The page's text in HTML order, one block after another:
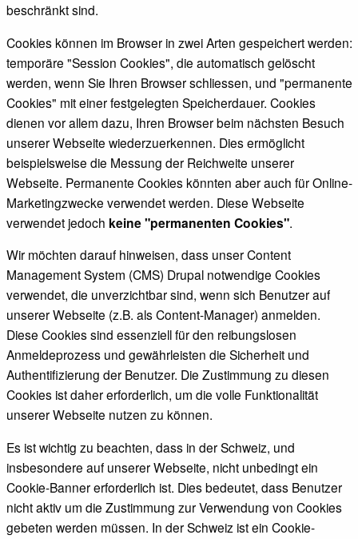
beschränkt sind.
Cookies können im Browser in zwei Arten gespeichert werden:
temporäre "Session Cookies", die automatisch gelöscht
werden, wenn Sie Ihren Browser schliessen, und "permanente
Cookies" mit einer festgelegten Speicherdauer. Cookies
dienen vor allem dazu, Ihren Browser beim nächsten Besuch
unserer Webseite wiederzuerkennen. Dies ermöglicht
beispielsweise die Messung der Reichweite unserer
Webseite. Permanente Cookies könnten aber auch für Online-
Marketingzwecke verwendet werden. Diese Webseite
verwendet jedoch keine "permanenten Cookies".
Wir möchten darauf hinweisen, dass unser Content
Management System (CMS) Drupal notwendige Cookies
verwendet, die unverzichtbar sind, wenn sich Benutzer auf
unserer Webseite (z.B. als Content-Manager) anmelden.
Diese Cookies sind essenziell für den reibungslosen
Anmeldeprozess und gewährleisten die Sicherheit und
Authentifizierung der Benutzer. Die Zustimmung zu diesen
Cookies ist daher erforderlich, um die volle Funktionalität
unserer Webseite nutzen zu können.
Es ist wichtig zu beachten, dass in der Schweiz, und
insbesondere auf unserer Webseite, nicht unbedingt ein
Cookie-Banner erforderlich ist. Dies bedeutet, dass Benutzer
nicht aktiv um die Zustimmung zur Verwendung von Cookies
gebeten werden müssen. In der Schweiz ist ein Cookie-